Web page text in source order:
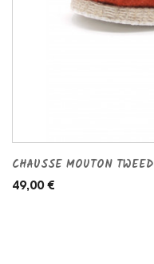
CHAUSSE MOUTON TWEED
49,00 €